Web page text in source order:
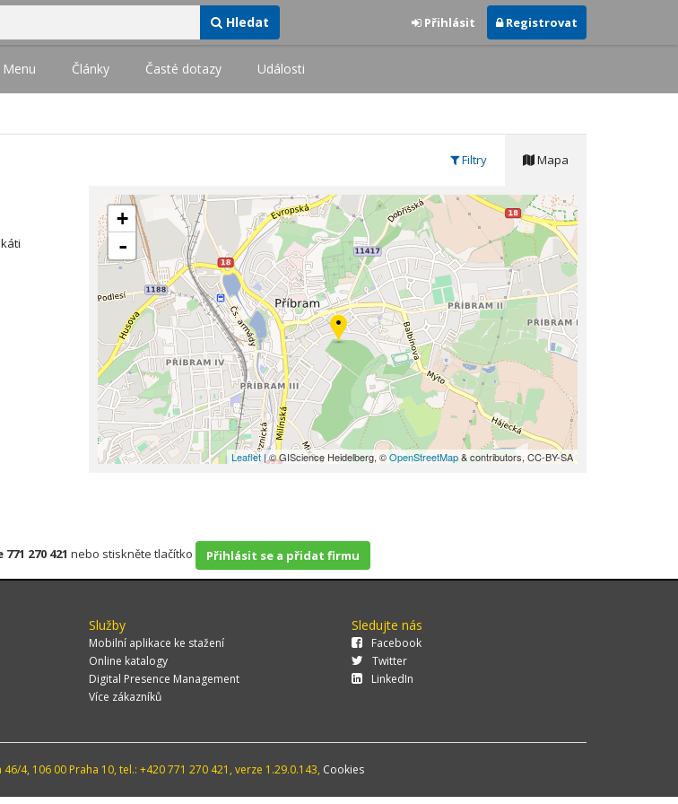
Hledat Přihlásit Registrovat
Menu Články Časté dotazy Události
Mapa
Filtry
+
-
Leaflet| © GIScience Heidelberg, ©OpenStreetMap& contributors, CC-BY-SA
270 421 nebo stiskněte tlačítko Přihlásit se a přidat firmu
Služby
Mobilní aplikace ke stažení
Online katalogy
Digital Presence Management
Více zákazníků
Sledujte nás
Facebook
Twitter
LinkedIn
4, 106 00 Praha 10, tel.: +420 771 270 421, verze 1.29.0.143, Cookies